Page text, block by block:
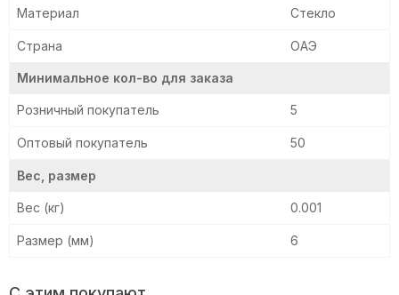
Материал Стекло
Страна ОАЭ
Минимальное кол-во для заказа
Розничный покупатель 5
Оптовый покупатель 50
Вес, размер
Вес (кг) 0.001
Размер (мм) 6
79 05